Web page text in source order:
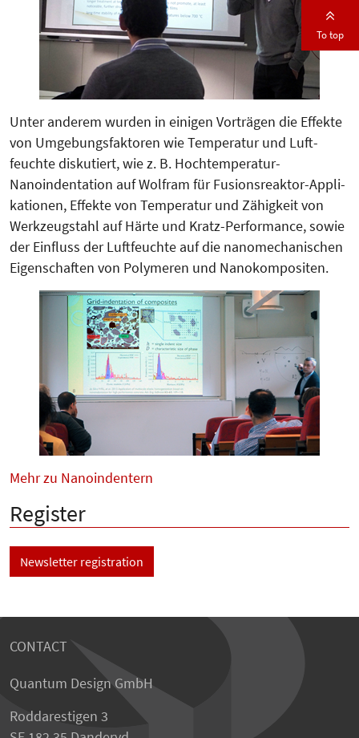
Unter anderem wurden in einigen Vor­trägen die Effekte
von Umge­bungs­faktoren wie Temperatur und Luft­
feuchte diskutiert, wie z. B. Hochtem­peratur-
Nanoindentation auf Wolfram für Fusionsreaktor-Appli­
katio­nen, Effekte von Temperatur und Zä­hig­keit von
Werkzeugstahl auf Härte und Kratz-Performance, sowie
der Einfluss der Luftfeuchte auf die nanomechanischen
Eigenschaften von Polymeren und Nanokompositen.
Mehr zu Nanoindentern
Register
Newsletter registration
CONTACT
Quantum Design GmbH
Roddarestigen 3
To top